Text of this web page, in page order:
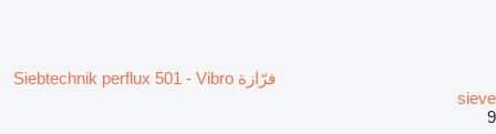
فرّازة Siebtechnik perflux 501 - Vibro
sieve
9